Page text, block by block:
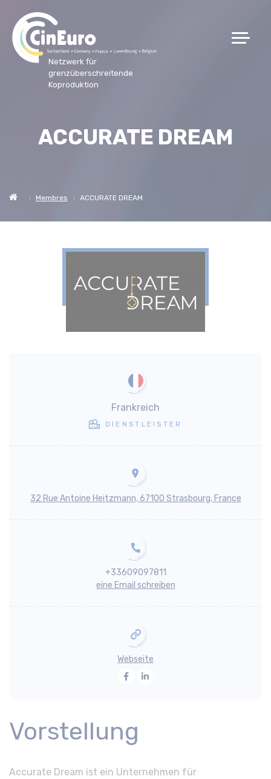
Netzwerk für
grenzüberschreitende
Koproduktion
ACCURATE DREAM
Membres ACCURATE DREAM
Frankreich
DIENSTLEISTER
32 Rue Antoine Heitzmann, 67100 Strasbourg, France
+33609097811
eine Email schreiben
Webseite
Facebook
Vorstellung
Accurate Dream ist ein Unternehmen für